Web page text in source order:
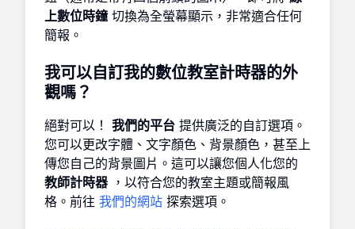
上數位時鐘切換為全螢幕顯示，非常適合任何
簡報。
我可以自訂我的數位教室計時器的外
觀嗎？
絕對可以！ 我們的平台 提供廣泛的自訂選項。
您可以更改字體、文字顏色、背景顏色，甚至上
傳您自己的背景圖片。這可以讓您個人化您的
教師計時器 ，以符合您的教室主題或簡報風
格。前往 我們的網站 探索選項。